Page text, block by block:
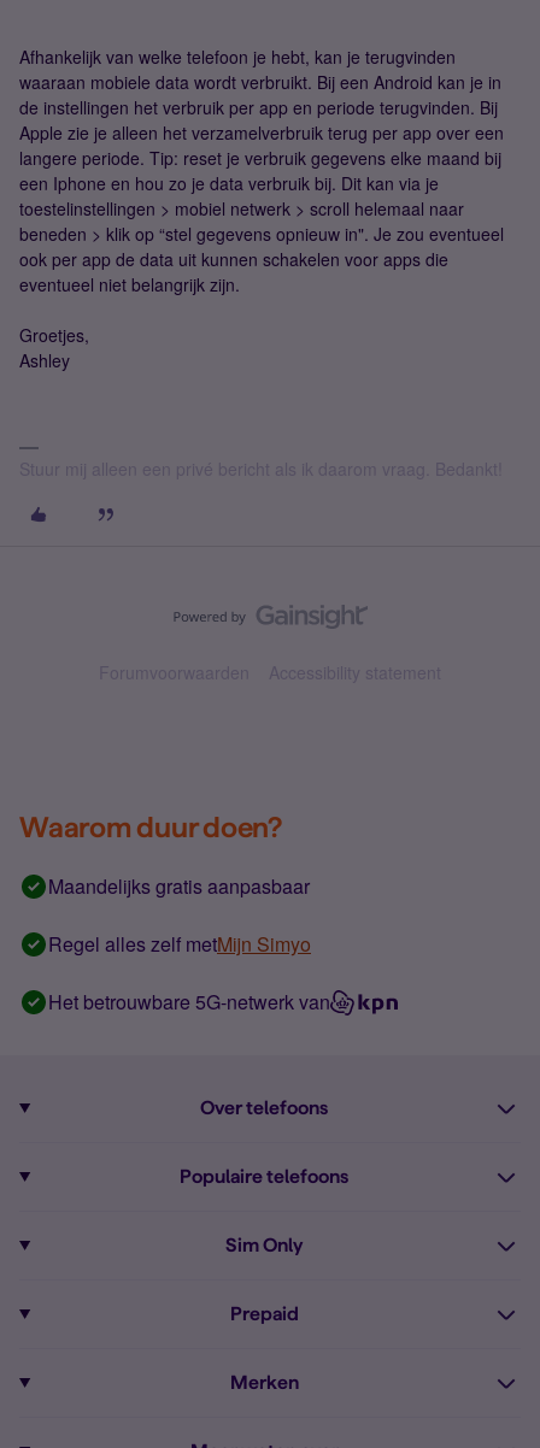
Afhankelijk van welke telefoon je hebt, kan je terugvinden
waaraan mobiele data wordt verbruikt. Bij een Android kan je in
de instellingen het verbruik per app en periode terugvinden. Bij
Apple zie je alleen het verzamelverbruik terug per app over een
langere periode. Tip: reset je verbruik gegevens elke maand bij
een Iphone en hou zo je data verbruik bij. Dit kan via je
toestelinstellingen > mobiel netwerk > scroll helemaal naar
beneden > klik op “stel gegevens opnieuw in". Je zou eventueel
ook per app de data uit kunnen schakelen voor apps die
eventueel niet belangrijk zijn.
Groetjes,
Ashley
Stuur mij alleen een privé bericht als ik daarom vraag. Bedankt!
Forumvoorwaarden Accessibility statement
Waarom duur doen?
Maandelijks gratis aanpasbaar
Regel alles zelf metMijn Simyo
Het betrouwbare 5G-netwerk van
Over telefoons
Alle telefoons
Populaire telefoons
iPhone 16
Sim Only
Onbeperkt bellen
Zakelijk Sim Only abonnement
Prepaid
Merken